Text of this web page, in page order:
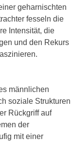
geharnischten
fesseln die
Intensität, die
und den Rekurs
männlichen
soziale Strukturen
Rückgriff auf
der
mit einer